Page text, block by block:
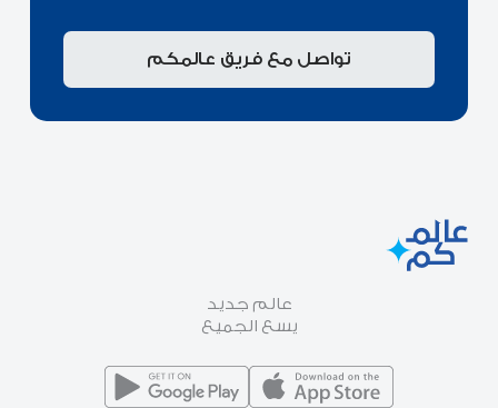
تواصل مع فريق عالمكم
عالم جديد
يسع الجميع